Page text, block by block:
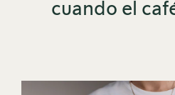
cuando el